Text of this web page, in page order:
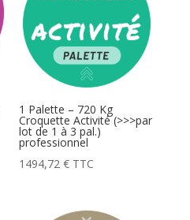
1 Palette – 720 Kg
Croquette Activité (>>>par
lot de 1 à 3 pal.)
professionnel
1494,72€ TTC